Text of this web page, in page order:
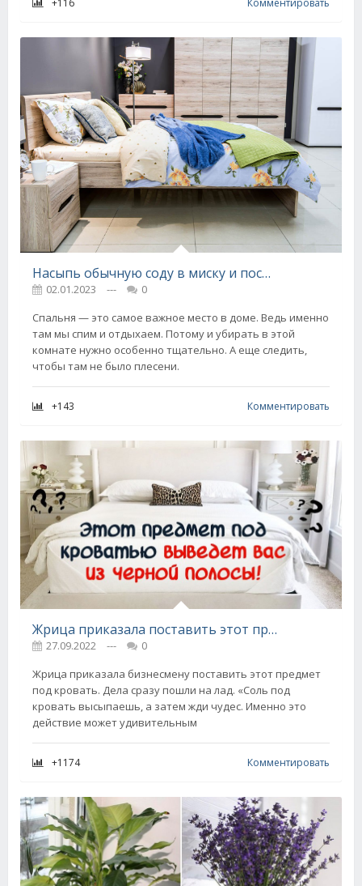
+116 Комментировать
Насыпь обычную соду в миску и поставь под кровать, ты сразу заметишь разницу
02.01.2023 ---
0
Спальня — это самое важное место в доме. Ведь именно
там мы спим и отдыхаем. Потому и убирать в этой
комнате нужно особенно тщательно. А еще следить,
чтобы там не было плесени.
+143 Комментировать
Жрица приказала поставить этот предмет под кровать, чтобы черная полоса закончилась
27.09.2022 ---
0
Жрица приказала бизнесмену поставить этот предмет
под кровать. Дела сразу пошли на лад. «Соль под
кровать высыпаешь, а затем жди чудес. Именно это
действие может удивительным
+1174 Комментировать